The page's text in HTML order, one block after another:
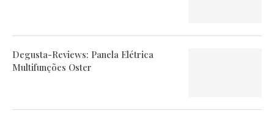
Degusta-Reviews: Panela Elétrica
Multifunções Oster